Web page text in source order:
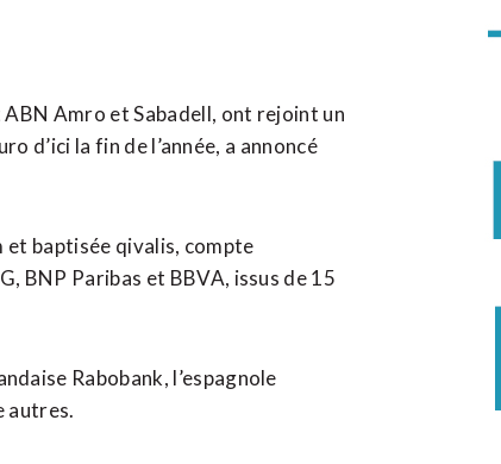
Amro et Sabadell, ont rejoint un
​d’ici ‌la fin de l’année, ​a annoncé
et baptisée qivalis, compte
BNP Paribas et BBVA, issus de 15
Rabobank, l’espagnole
autres.